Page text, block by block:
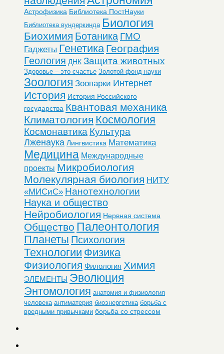
Астрофизика Библиотека ПостНауки
Библиотека вундеркинда Биология
Биохимия Ботаника ГМО
Гаджеты Генетика География
Геология ДНК Защита животных
Здоровье – это счастье Золотой фонд науки
Зоология Зоопарки Интернет
История История Российского
государства Квантовая механика
Климатология Космология
Космонавтика Культура
Лженаука Лингвистика Математика
Медицина Международные
проекты Микробиология
Молекулярная биология НИТУ
«МИСиС» Нанотехнологии
Наука и общество
Нейробиология Нервная система
Общество Палеонтология
Планеты Психология
Технологии Физика
Физиология Филология Химия
ЭЛЕМЕНТЫ Эволюция
Энтомология анатомия и физиология
человека антиматерия биоэнергетика борьба с
вредными привычками борьба со стрессом